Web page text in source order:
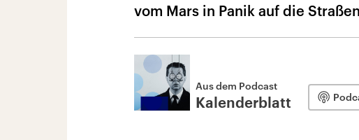
vom Mars in Panik auf die
Aus dem Podcast
Kalenderblatt